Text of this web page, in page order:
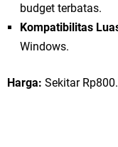
budget terbatas.
Kompatibilitas
Windows.
Harga: Sekitar